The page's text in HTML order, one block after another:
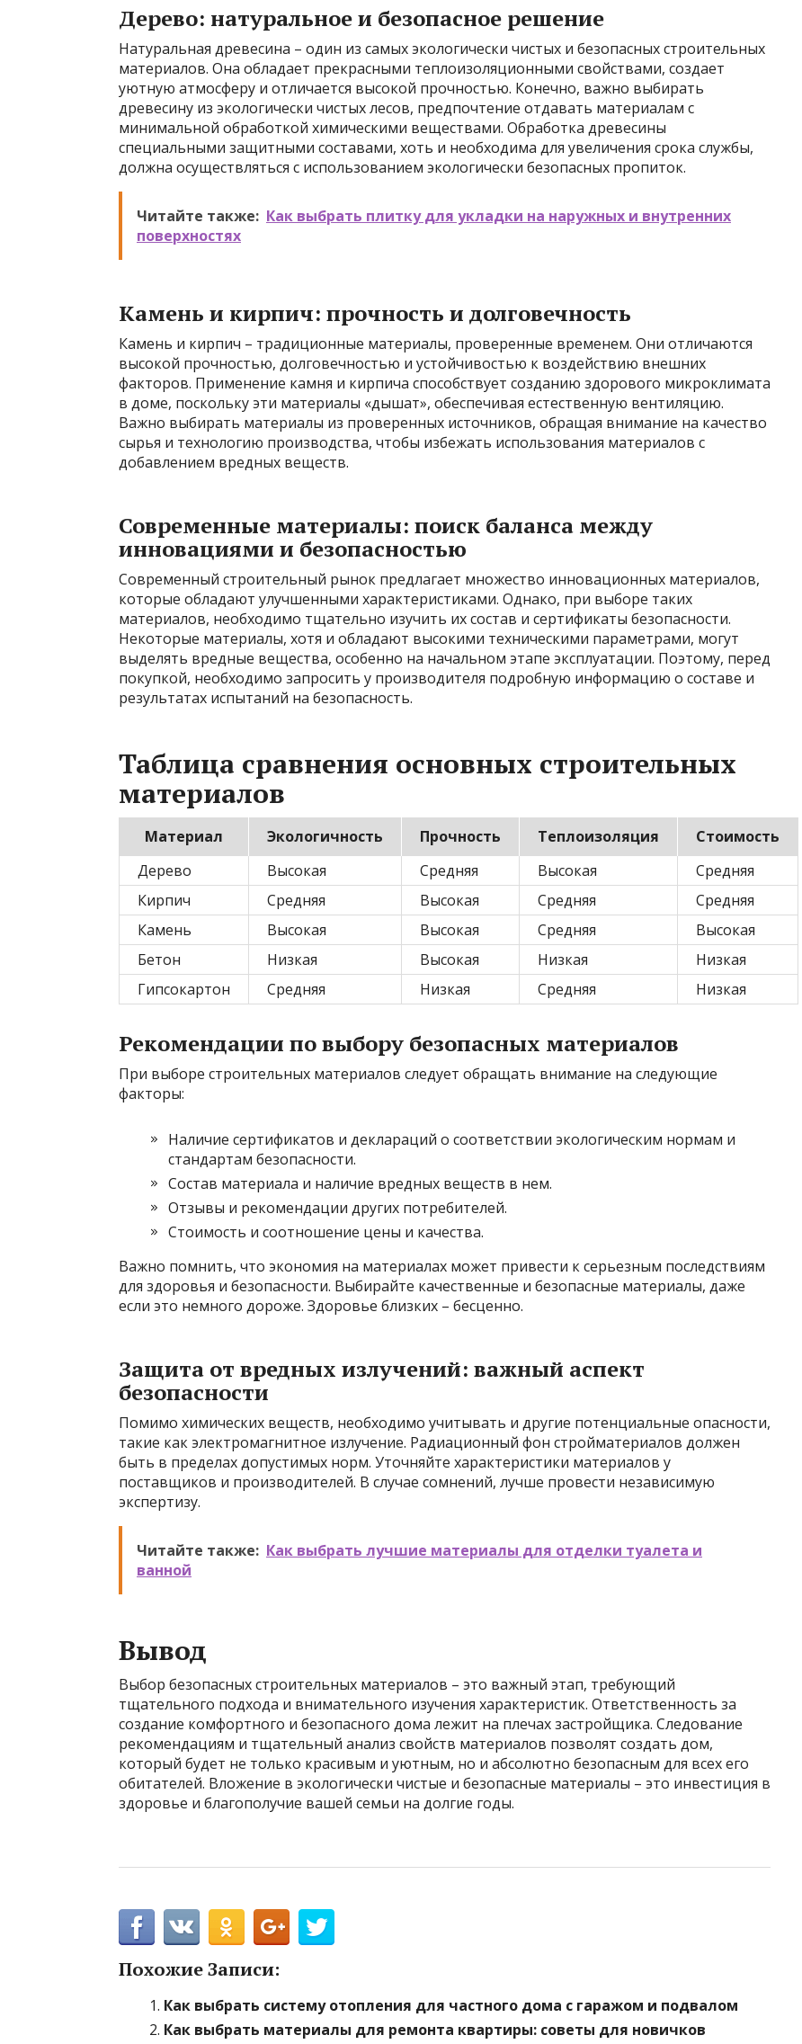
Дерево: натуральное и безопасное решение
Натуральная древесина – один из самых экологически чистых и безопасных строительных
материалов. Она обладает прекрасными теплоизоляционными свойствами, создает
уютную атмосферу и отличается высокой прочностью. Конечно, важно выбирать
древесину из экологически чистых лесов, предпочтение отдавать материалам с
минимальной обработкой химическими веществами. Обработка древесины
специальными защитными составами, хоть и необходима для увеличения срока службы,
должна осуществляться с использованием экологически безопасных пропиток.
Читайте также: Как выбрать плитку для укладки на наружных и внутренних
поверхностях
Камень и кирпич: прочность и долговечность
Камень и кирпич – традиционные материалы, проверенные временем. Они отличаются
высокой прочностью, долговечностью и устойчивостью к воздействию внешних
факторов. Применение камня и кирпича способствует созданию здорового микроклимата
в доме, поскольку эти материалы «дышат», обеспечивая естественную вентиляцию.
Важно выбирать материалы из проверенных источников, обращая внимание на качество
сырья и технологию производства, чтобы избежать использования материалов с
добавлением вредных веществ.
Современные материалы: поиск баланса между
инновациями и безопасностью
Современный строительный рынок предлагает множество инновационных материалов,
которые обладают улучшенными характеристиками. Однако, при выборе таких
материалов, необходимо тщательно изучить их состав и сертификаты безопасности.
Некоторые материалы, хотя и обладают высокими техническими параметрами, могут
выделять вредные вещества, особенно на начальном этапе эксплуатации. Поэтому, перед
покупкой, необходимо запросить у производителя подробную информацию о составе и
результатах испытаний на безопасность.
Таблица сравнения основных строительных
материалов
Материал Экологичность Прочность Теплоизоляция
Стоимость
Дерево
Высокая Средняя Высокая
Средняя
Кирпич
Средняя Высокая Средняя
Средняя
Камень
Высокая Высокая Средняя
Высокая
Бетон
Низкая Высокая Низкая
Низкая
Гипсокартон
Средняя Низкая Средняя Низкая
Рекомендации по выбору безопасных материалов
При выборе строительных материалов следует обращать внимание на следующие
факторы:
Наличие сертификатов и деклараций о соответствии экологическим нормам и
стандартам безопасности.
Состав материала и наличие вредных веществ в нем.
Отзывы и рекомендации других потребителей.
Стоимость и соотношение цены и качества.
Важно помнить, что экономия на материалах может привести к серьезным последствиям
для здоровья и безопасности. Выбирайте качественные и безопасные материалы, даже
если это немного дороже. Здоровье близких – бесценно.
Защита от вредных излучений: важный аспект
безопасности
Помимо химических веществ, необходимо учитывать и другие потенциальные опасности,
такие как электромагнитное излучение. Радиационный фон стройматериалов должен
быть в пределах допустимых норм. Уточняйте характеристики материалов у
поставщиков и производителей. В случае сомнений, лучше провести независимую
экспертизу.
Читайте также: Как выбрать лучшие материалы для отделки туалета и
ванной
Вывод
Выбор безопасных строительных материалов – это важный этап, требующий
тщательного подхода и внимательного изучения характеристик. Ответственность за
создание комфортного и безопасного дома лежит на плечах застройщика. Следование
рекомендациям и тщательный анализ свойств материалов позволят создать дом,
который будет не только красивым и уютным, но и абсолютно безопасным для всех его
обитателей. Вложение в экологически чистые и безопасные материалы – это инвестиция в
здоровье и благополучие вашей семьи на долгие годы.
Похожие Записи:
Как выбрать систему отопления для частного дома с гаражом и подвалом
Как выбрать материалы для ремонта квартиры: советы для новичков